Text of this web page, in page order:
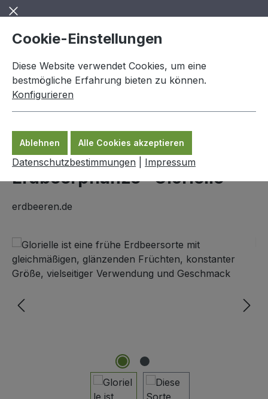
Zum Hauptinhalt springen
0,00 €
Erdbeerpflanzen
Erdbeerpflanze "Glorielle"
erdbeeren.de
Bildergalerie überspringen
Cookie-Einstellungen
Diese Website verwendet Cookies, um eine
bestmögliche Erfahrung bieten zu können.
Konfigurieren
Ablehnen Alle Cookies akzeptieren
Datenschutzbestimmungen Impressum